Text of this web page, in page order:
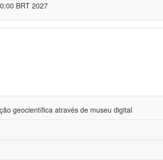
BRT 2027
geocientífica através de museu digital